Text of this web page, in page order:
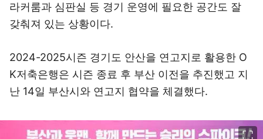
라커룸과 심판실 등 경기 운영에 필요한 공간도 잘
갖춰져 있는 상황이다.
2024-2025시즌 경기도 안산을 연고지로 활용한 O
K저축은행은 시즌 종료 후 부산 이전을 추진했고 지
난 14일 부산시와 연고지 협약을 체결했다.